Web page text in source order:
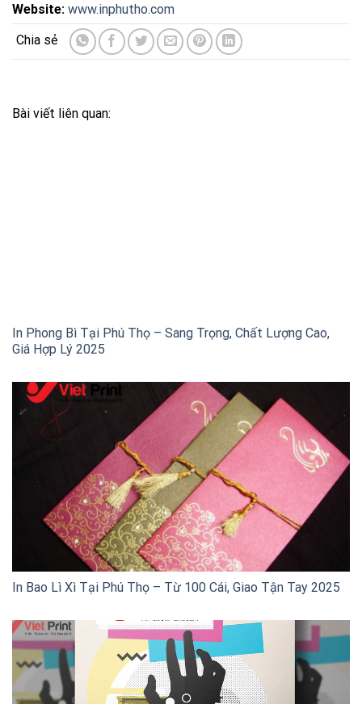
Website: www.inphutho.com
Bài viết liên quan:
In Phong Bì Tại Phú Thọ – Sang Trọng, Chất Lượng Cao,
Giá Hợp Lý 2025
In Bao Lì Xì Tại Phú Thọ – Từ 100 Cái, Giao Tận Tay 2025